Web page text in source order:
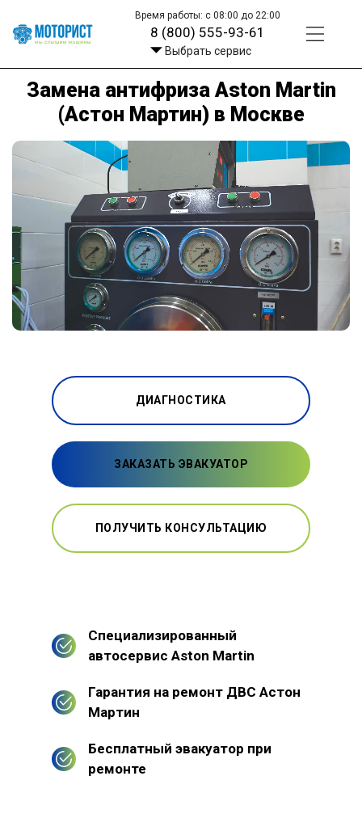
Время работы: с 08:00 до 22:00
8 (800) 555-93-61
Выбрать сервис
Замена антифриза Aston Martin
(Астон Мартин) в Москве
ДИАГНОСТИКА
ЗАКАЗАТЬ ЭВАКУАТОР
ПОЛУЧИТЬ КОНСУЛЬТАЦИЮ
Специализированный
автосервис Aston Martin
Гарантия на ремонт ДВС Астон
Мартин
Бесплатный эвакуатор при
ремонте